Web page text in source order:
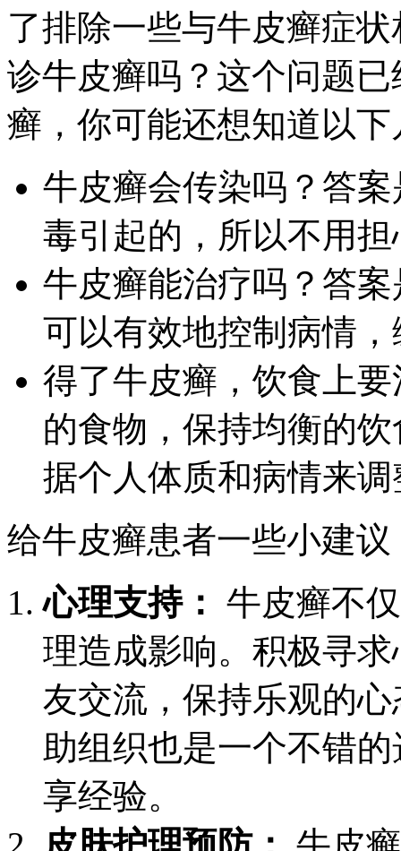
了排除一些与牛皮癣症
诊牛皮癣吗？这个问题
癣，你可能还想知道以下
牛皮癣会传染吗？答
毒引起的，所以不用
牛皮癣能治疗吗？答
可以有效地控制病情
得了牛皮癣，饮食上
的食物，保持均衡的
据个人体质和病情来
给牛皮癣患者一些小建议
心理支持： 牛皮癣不
理造成影响。积极寻
友交流，保持乐观的
助组织也是一个不错
享经验。